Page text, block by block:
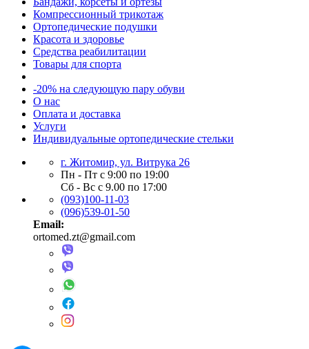
Компрессионный трикотаж
Ортопедические подушки
Красота и здоровье
Средства реабилитации
Товары для спорта
-20% на следующую пару обуви
О нас
Оплата и доставка
Услуги
Индивидуальные ортопедические стельки
г. Житомир, ул. Витрука 26
Пн - Пт с 9:00 по 19:00
Сб - Вс с 9.00 по 17:00
(093)100-11-03
(096)539-01-50
Email:
ortomed.zt@gmail.com